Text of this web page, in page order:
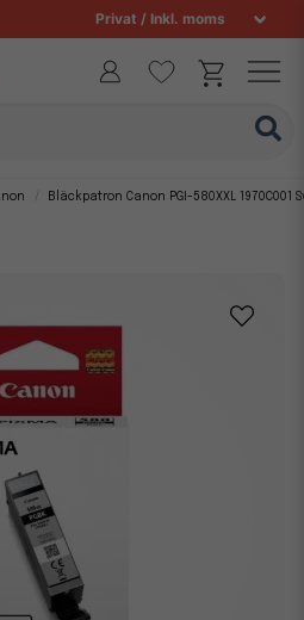
Bläckpatron Canon PGI-580XXL 1970C001